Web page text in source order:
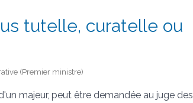
tutelle, curatelle ou
(Premier ministre)
majeur, peut être demandée au juge des